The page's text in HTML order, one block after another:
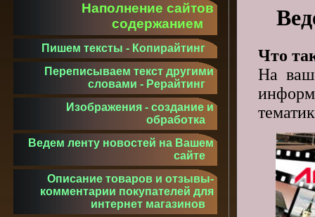
Что
На
Наполнение сайтов
содержанием
Пишем тексты - Копирайтинг
Переписываем текст другими
словами - Рерайтинг
Изображения - создание и
обработка
Ведем ленту новостей на Вашем
сайте
Описание товаров и отзывы-
комментарии покупателей для
интернет магазинов